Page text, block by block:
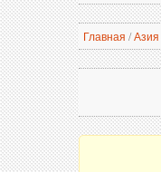
Главная /Азия